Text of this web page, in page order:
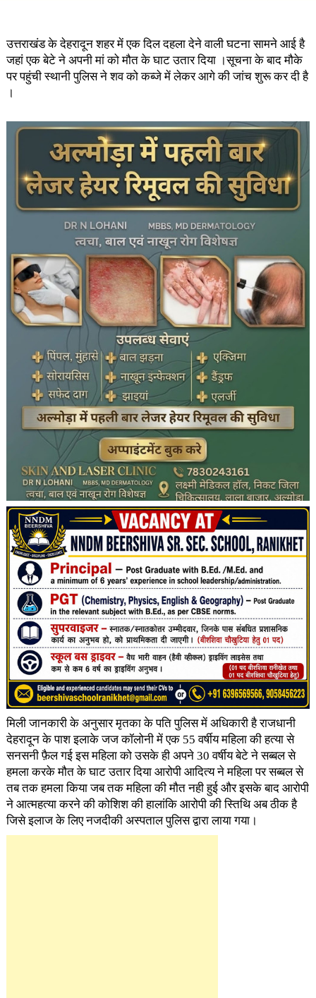
उत्तराखंड के देहरादून शहर में एक दिल दहला देने वाली घटना सामने आई है
जहां एक बेटे ने अपनी मां को मौत के घाट उतार दिया ।सूचना के बाद मौके
पर पहुंची स्थानी पुलिस ने शव को कब्जे में लेकर आगे की जांच शुरू कर दी है
।
मिली जानकारी के अनुसार मृतका के पति पुलिस में अधिकारी है राजधानी
देहरादून के पाश इलाके जज कॉलोनी में एक 55 वर्षीय महिला की हत्या से
सनसनी फ़ैल गई इस महिला को उसके ही अपने 30 वर्षीय बेटे ने सब्बल से
हमला करके मौत के घाट उतार दिया आरोपी आदित्य ने महिला पर सब्बल से
तब तक हमला किया जब तक महिला की मौत नही हुई और इसके बाद आरोपी
ने आत्महत्या करने की कोशिश की हालांकि आरोपी की स्तिथि अब ठीक है
जिसे इलाज के लिए नजदीकी अस्पताल पुलिस द्वारा लाया गया।